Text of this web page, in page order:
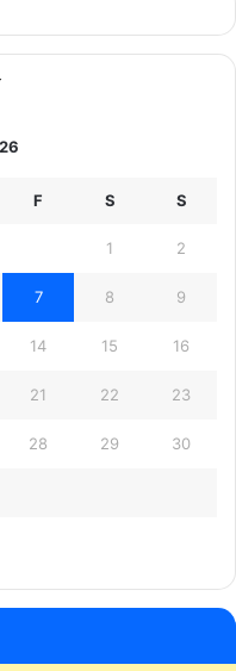
F S S
1 2
7 8 9
14 15 16
21 22 23
28 29 30